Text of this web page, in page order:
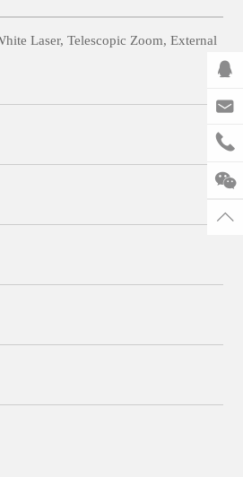
Laser, Telescopic Zoom, External